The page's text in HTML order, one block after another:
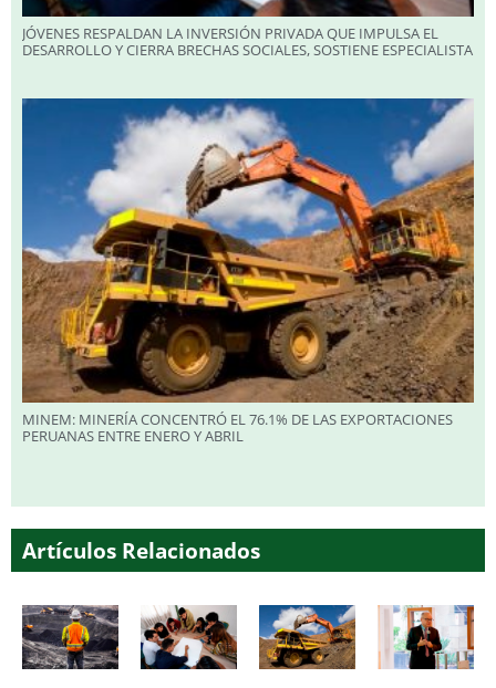
JÓVENES RESPALDAN LA INVERSIÓN PRIVADA QUE IMPULSA EL
DESARROLLO Y CIERRA BRECHAS SOCIALES, SOSTIENE ESPECIALISTA
MINEM: MINERÍA CONCENTRÓ EL 76.1% DE LAS EXPORTACIONES
PERUANAS ENTRE ENERO Y ABRIL
Artículos Relacionados